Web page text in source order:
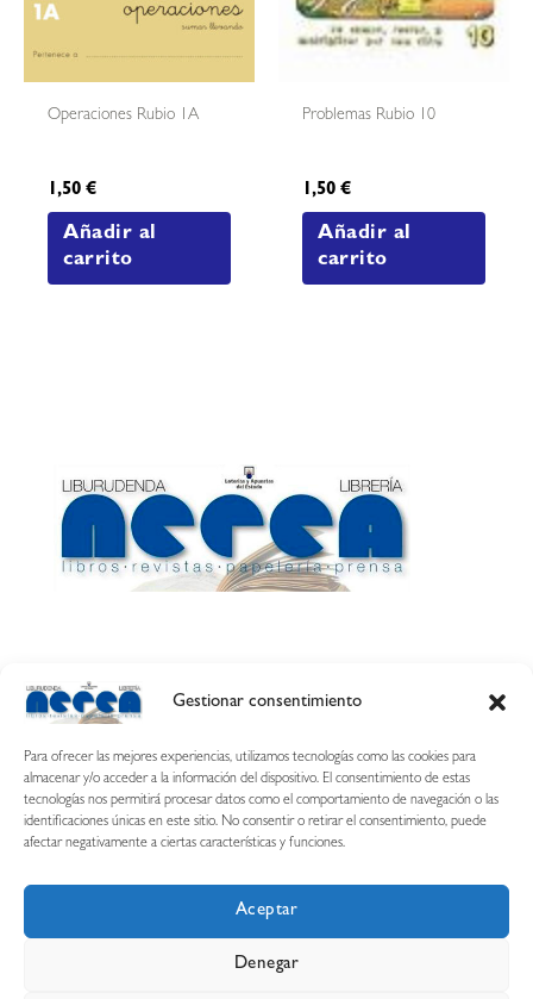
Gestionar consentimiento
Para ofrecer las mejores experiencias, utilizamos tecnologías como las cookies para
almacenar y/o acceder a la información del dispositivo. El consentimiento de estas
tecnologías nos permitirá procesar datos como el comportamiento de navegación o las
identificaciones únicas en este sitio. No consentir o retirar el consentimiento, puede
afectar negativamente a ciertas características y funciones.
Aceptar
Denegar
Operaciones Rubio 1A
1,50€
Añadir al
carrito
Problemas Rubio 10
1,50€
Añadir al
carrito
Calle Esquíroz, 27
687 54 31 70
nerearetamonge@gmail.com
Aviso legal